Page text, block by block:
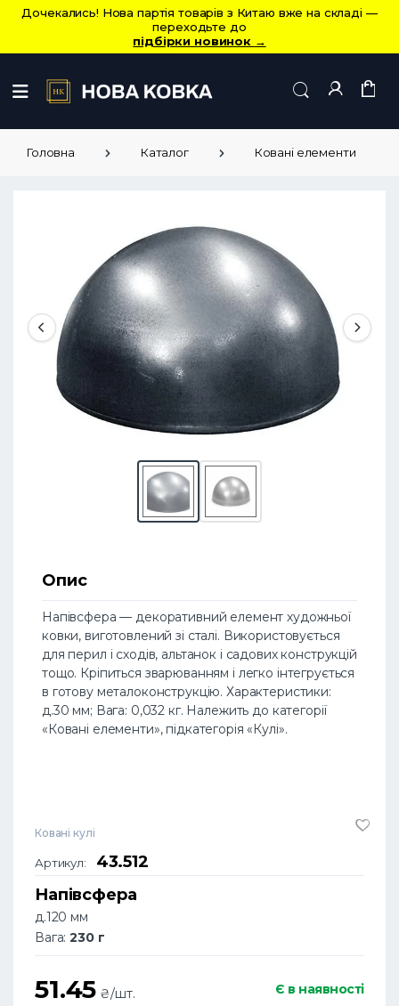
Дочекались! Нова партія товарів з Китаю вже на складі —
переходьте до
підбірки новинок →
Головна Каталог Ковані елементи
Опис
Напівсфера — декоративний елемент художньої
ковки, виготовлений зі сталі. Використовується
для перил і сходів, альтанок і садових конструкцій
тощо. Кріпиться зварюванням і легко інтегрується
в готову металоконструкцію. Характеристики:
д.30 мм; Вага: 0,032 кг. Належить до категорії
«Ковані елементи», підкатегорія «Кулі».
Ковані кулі
Артикул:
43.512
Напівсфера
д.120 мм
Вага:230 г
51.45 ₴/шт. Є в наявності